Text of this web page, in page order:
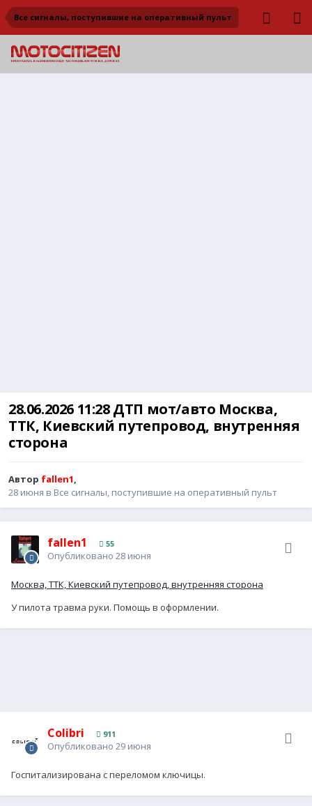
Все сигналы, поступившие на оперативный пульт
28.06.2026 11:28 ДТП мот/авто Москва,
ТТК, Киевский путепровод, внутренняя
сторона
Автор fallen1,
28 июня в Все сигналы, поступившие на оперативный пульт
fallen1 55
Опубликовано 28 июня
Москва, ТТК, Киевский путепровод, внутренняя сторона
У пилота травма руки. Помощь в оформлении.
Colibri 911
Опубликовано 29 июня
Госпитализирована с переломом ключицы.